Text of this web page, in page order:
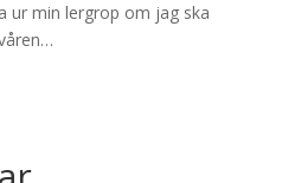
ur min lergrop om jag ska